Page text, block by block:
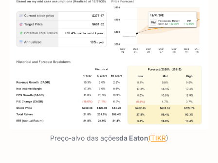
Preço-alvo das açõesda Eaton(TIKR)